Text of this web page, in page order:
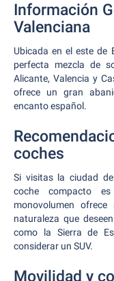
Información
Valenciana
Ubicada en el este de
perfecta mezcla de
Alicante, Valencia y
ofrece un gran
encanto español.
coches
Si visitas la ciudad
coche compacto
monovolumen
naturaleza que
como la Sierra de
considerar un SUV.
Movilidad y